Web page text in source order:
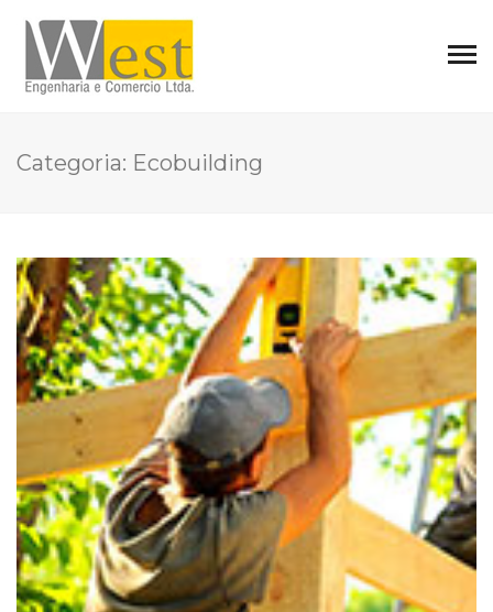
Categoria: Ecobuilding